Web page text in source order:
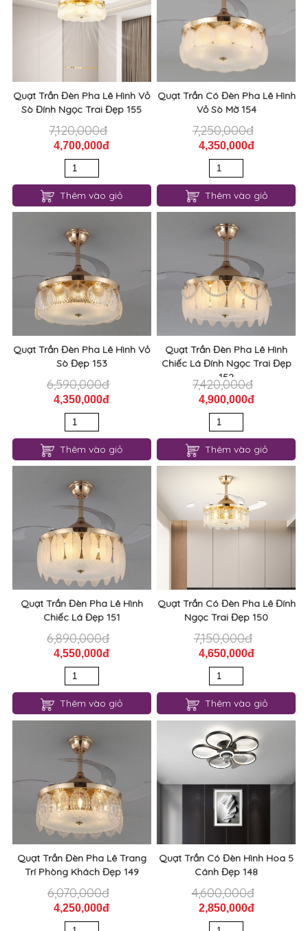
Quạt Trần Đèn Pha Lê Hình Vỏ
Sò Đính Ngọc Trai Đẹp 155
7,120,000đ
4,700,000đ
Thêm vào giỏ
Quạt Trần Có Đèn Pha Lê Hình
Vỏ Sò Mờ 154
7,250,000đ
4,350,000đ
Thêm vào giỏ
Quạt Trần Đèn Pha Lê Hình Vỏ
Sò Đẹp 153
6,590,000đ
4,350,000đ
Thêm vào giỏ
Quạt Trần Đèn Pha Lê Hình
Chiếc Lá Đính Ngọc Trai Đẹp
152
7,420,000đ
4,900,000đ
Thêm vào giỏ
Quạt Trần Đèn Pha Lê Hình
Chiếc Lá Đẹp 151
6,890,000đ
4,550,000đ
Thêm vào giỏ
Quạt Trần Có Đèn Pha Lê Đính
Ngọc Trai Đẹp 150
7,150,000đ
4,650,000đ
Thêm vào giỏ
Quạt Trần Đèn Pha Lê Trang
Trí Phòng Khách Đẹp 149
6,070,000đ
4,250,000đ
Quạt Trần Có Đèn Hình Hoa 5
Cánh Đẹp 148
4,600,000đ
2,850,000đ